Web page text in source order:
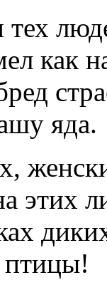
тех
как
яда.
этих
птицы!